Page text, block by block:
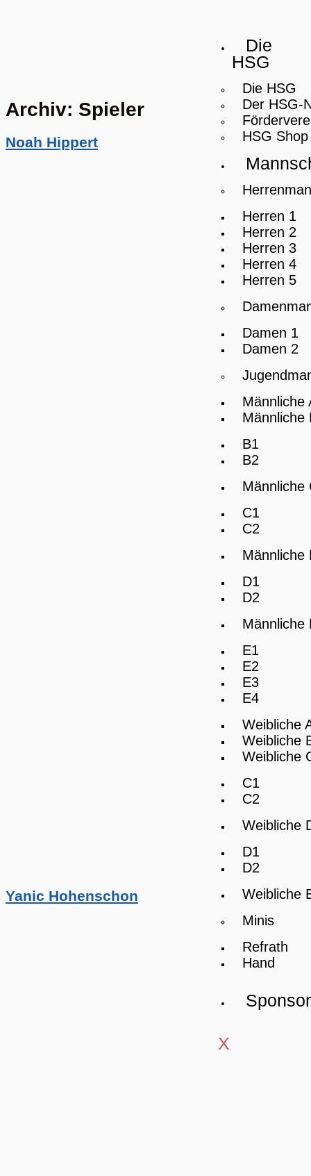
Die
HSG
Die HSG
Der HSG-
HSG Shop
Herren 1
Herren 2
Herren 3
Herren 4
Herren 5
Damen 1
Damen 2
Männliche
Männliche
B1
B2
Männliche
C1
C2
Männliche
D1
D2
Männliche
E1
E2
E3
E4
Weibliche
Weibliche
Weibliche
C1
C2
Weibliche
D1
D2
Weibliche
Minis
Refrath
Hand
X
Archiv: Spieler
Noah Hippert
Yanic Hohenschon